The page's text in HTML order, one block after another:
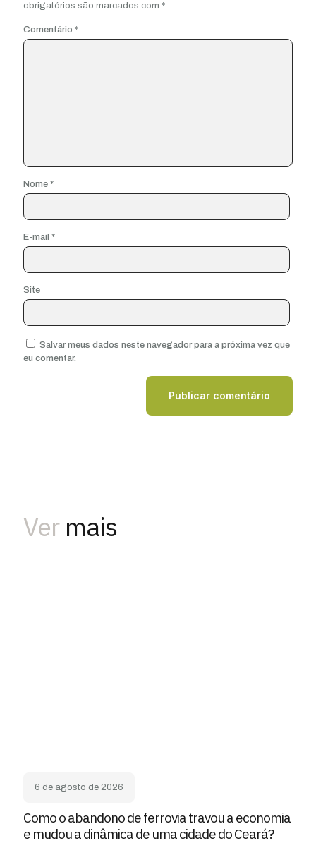
obrigatórios são marcados com *
Comentário *
Nome *
E-mail *
Site
Salvar meus dados neste navegador para a próxima vez que
eu comentar.
Ver mais
6 de agosto de 2026
Como o abandono de ferrovia travou a economia
e mudou a dinâmica de uma cidade do Ceará?